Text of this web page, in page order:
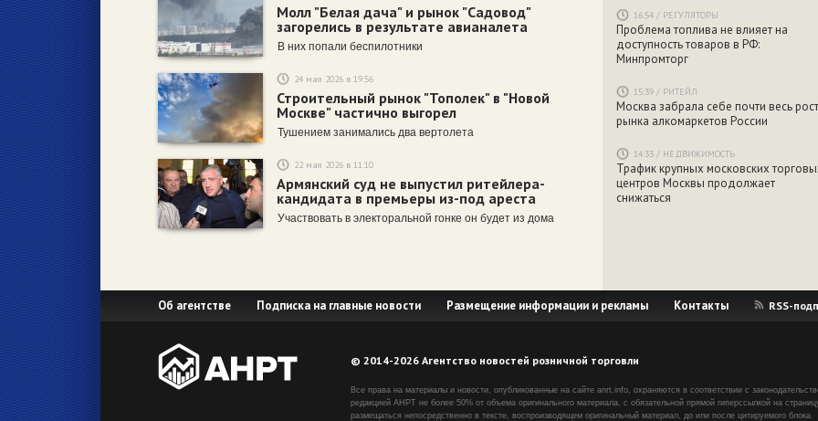
Молл "Белая дача" и рынок "Садовод"
загорелись в результате авианалета
В них попали беспилотники
24 мая 2026 в 19:56
Строительный рынок "Тополек" в "Новой
Москве" частично выгорел
Тушением занимались два вертолета
22 мая 2026 в 11:10
Армянский суд не выпустил ритейлера-
кандидата в премьеры из-под ареста
Участвовать в электоральной гонке он будет из дома
16:54 / РЕГУЛЯТОРЫ
Проблема топлива не влияет на
доступность товаров в РФ:
Минпромторг
15:39 / РИТЕЙЛ
Москва забрала себе почти весь рост
рынка алкомаркетов России
14:33 / НЕДВИЖИМОСТЬ
Трафик крупных московских
центров Москвы продолжает
снижаться
Об агентстве Подписка на главные новости Размещение информации и рекламы Контакты RSS-
© 2014-2026 Агентство новостей розничной торговли
Все права на материалы и новости, опубликованные на сайте anrt.info, охраняются в соответствии с
редакцией АНРТ не более 50% от объема оригинального материала, с обязательной прямой гиперссылкой на
размещаться непосредственно в тексте, воспроизводящем оригинальный материал, до или после цитируемого блока.